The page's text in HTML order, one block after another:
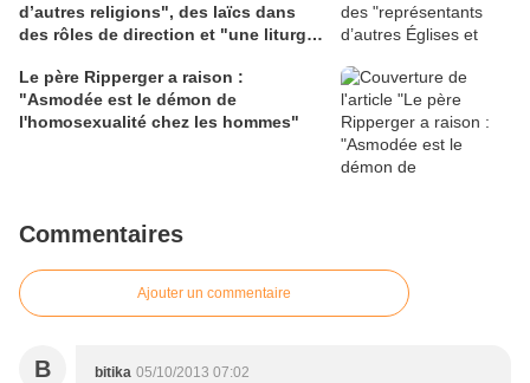
d’autres religions", des laïcs dans
des rôles de direction et "une liturgie
Le père Ripperger a raison :
"Asmodée est le démon de
l'homosexualité chez les hommes"
Commentaires
Ajouter un commentaire
B bitika 05/10/2013 07:02